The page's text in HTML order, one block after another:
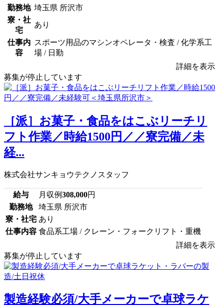
勤務地 埼玉県 所沢市
寮・社
宅
あり
仕事内
容
スポーツ用品のマシンオペレータ・検査 / 化学系工
場 / 日勤
詳細を表示
募集が停止しています
［派］お菓子・食品をはこぶリーチリ
フト作業／時給1500円／／寮完備／未
経...
株式会社サンキョウテクノスタッフ
給与 月収例308,000円
勤務地
埼玉県 所沢市
寮・社宅 あり
仕事内容 食品系工場 / クレーン・フォークリフト・重機
詳細を表示
募集が停止しています
製造経験必須/大手メーカーで卓球ラケ